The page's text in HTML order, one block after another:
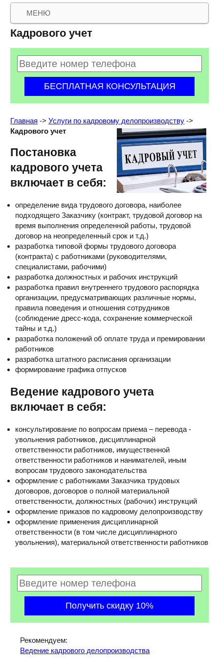
МЕНЮ
Кадрового учет
Главная ->Услуги по кадровому делопроизводству ->
Кадрового учет
Постановка
кадрового учета
включает в себя:
определение вида трудового договора, наиболее
подходящего Заказчику (контракт, трудовой договор на
время выполнения определенной работы, трудовой
договор на неопределенный срок и т.д.)
разработка типовой формы трудового договора
(контракта) с работниками (руководителями,
специалистами, рабочими)
разработка должностных и рабочих инструкций
разработка правил внутреннего трудового распорядка
организации, предусматривающих различные нормы,
правила поведения и отношения сотрудников
(соблюдение дресс-кода, сохранение коммерческой
тайны и т.д.)
разработка положений об оплате труда и премировании
работников
разработка штатного расписания организации
формирование графика отпусков
Ведение кадрового учета
включает в себя:
консультирование по вопросам приема – перевода -
увольнения работников, дисциплинарной
ответственности работников, имущественной
ответственности работников и нанимателей, иным
вопросам трудового законодательства
оформление с работниками Заказчика трудовых
договоров, договоров о полной материальной
ответственности, должностных (рабочих) инструкций
оформление приказов по кадровому делопроизводству
оформление применения дисциплинарной
ответственности (в том числе дисциплинарного
увольнения), материальной ответственности работников
Рекомендуем:
Ведение кадрового делопроизводства